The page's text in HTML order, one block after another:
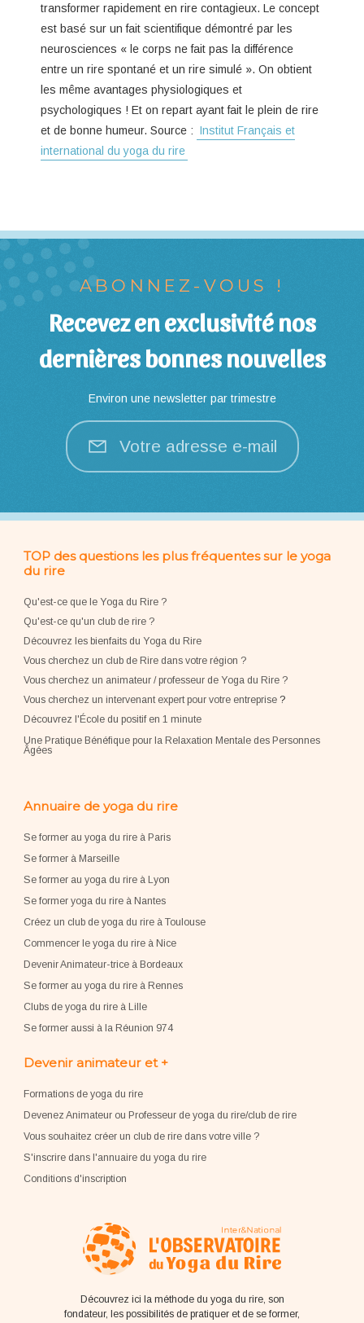
transformer rapidement en rire contagieux. Le concept
est basé sur un fait scientifique démontré par les
neurosciences « le corps ne fait pas la différence
entre un rire spontané et un rire simulé ». On obtient
les même avantages physiologiques et
psychologiques ! Et on repart ayant fait le plein de rire
et de bonne humeur. Source : Institut Français et
international du yoga du rire
ABONNEZ-VOUS !
Recevez en exclusivité nos
dernières bonnes nouvelles
Environ une newsletter par trimestre
Votre adresse e-mail
TOP des questions les plus fréquentes sur le yoga
du rire
Qu'est-ce que le Yoga du Rire ?
Qu'est-ce qu'un club de rire ?
Découvrez les bienfaits du Yoga du Rire
Vous cherchez un club de Rire dans votre région ?
Vous cherchez un animateur / professeur de Yoga du Rire ?
Vous cherchez un intervenant expert pour votre entreprise?
Découvrez l'École du positif en 1 minute
Une Pratique Bénéfique pour la Relaxation Mentale des Personnes
Âgées
Annuaire de yoga du rire
Se former au yoga du rire à Paris
Se former à Marseille
Se former au yoga du rire à Lyon
Se former yoga du rire à Nantes
Créez un club de yoga du rire à Toulouse
Commencer le yoga du rire à Nice
Devenir Animateur-trice à Bordeaux
Se former au yoga du rire à Rennes
Clubs de yoga du rire à Lille
Se former aussi à la Réunion 974
Devenir animateur et +
Formations de yoga du rire
Devenez Animateur ou Professeur de yoga du rire/club de rire
Vous souhaitez créer un club de rire dans votre ville ?
S'inscrire dans l'annuaire du yoga du rire
Conditions d'inscription
Découvrez ici la méthode du yoga du rire, son
fondateur, les possibilités de pratiquer et de se former,